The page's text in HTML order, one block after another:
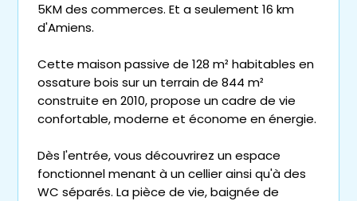
5KM des commerces. Et a seulement 16 km
d'Amiens.
Cette maison passive de 128 m² habitables en
ossature bois sur un terrain de 844 m²
construite en 2010, propose un cadre de vie
confortable, moderne et économe en énergie.
Dès l'entrée, vous découvrirez un espace
fonctionnel menant à un cellier ainsi qu'à des
WC séparés. La pièce de vie, baignée de